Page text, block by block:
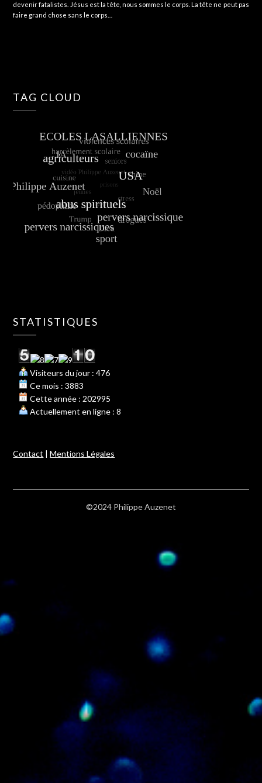
devenir fatalistes. Jésus est la tête, nous sommes le corps. La tête ne peut pas
faire grand chose sans le corps…
TAG CLOUD
STATISTIQUES
Visiteurs du jour : 476
Ce mois : 3883
Cette année : 202995
Actuellement en ligne : 8
Contact |Mentions Légales
©2024 Philippe Auzenet